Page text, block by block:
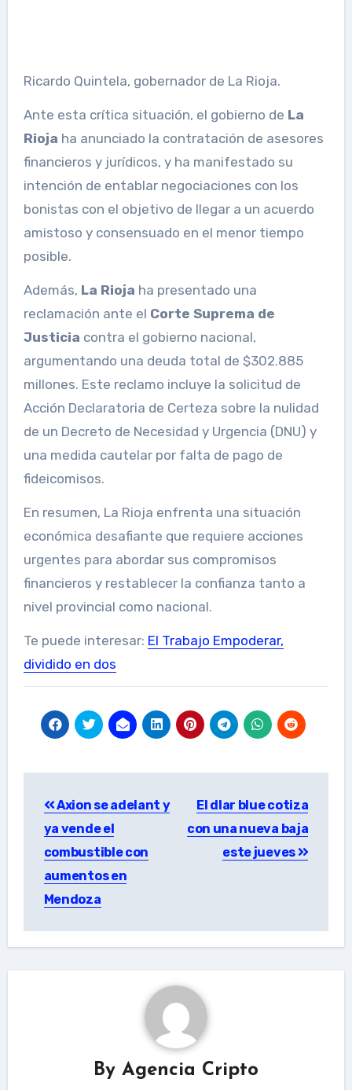
Ricardo Quintela, gobernador de La Rioja.
Ante esta crítica situación, el gobierno de La
Rioja ha anunciado la contratación de asesores
financieros y jurídicos, y ha manifestado su
intención de entablar negociaciones con los
bonistas con el objetivo de llegar a un acuerdo
amistoso y consensuado en el menor tiempo
posible.
Además, La Rioja ha presentado una
reclamación ante el Corte Suprema de
Justicia contra el gobierno nacional,
argumentando una deuda total de $302.885
millones. Este reclamo incluye la solicitud de
Acción Declaratoria de Certeza sobre la nulidad
de un Decreto de Necesidad y Urgencia (DNU) y
una medida cautelar por falta de pago de
fideicomisos.
En resumen, La Rioja enfrenta una situación
económica desafiante que requiere acciones
urgentes para abordar sus compromisos
financieros y restablecer la confianza tanto a
nivel provincial como nacional.
Te puede interesar: El Trabajo Empoderar,
dividido en dos
navigation
Axion se adelant y
ya vende el
combustible con
aumentos en
Mendoza
El dlar blue cotiza
con una nueva baja
este jueves
By Agencia Cripto